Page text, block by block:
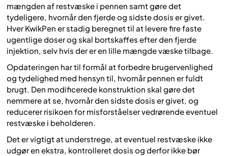
mængden af restvæske i pennen samt gøre det
tydeligere, hvornår den fjerde og sidste dosis er givet.
Hver KwikPen er stadig beregnet til at levere fire faste
ugentlige doser og skal bortskaffes efter den fjerde
injektion, selv hvis der er en lille mængde væske tilbage.
Opdateringen har til formål at forbedre brugervenlighed
og tydelighed med hensyn til, hvornår pennen er fuldt
brugt. Den modificerede konstruktion skal gøre det
nemmere at se, hvornår den sidste dosis er givet, og
reducerer risikoen for misforståelser vedrørende eventuel
restvæske i beholderen.
Det er vigtigt at understrege, at eventuel restvæske ikke
udgør en ekstra, kontrolleret dosis og derfor ikke bør